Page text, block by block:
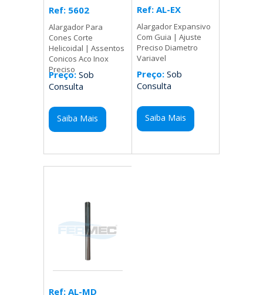
Ref: 5602
Alargador Para
Cones Corte
Helicoidal | Assentos
Conicos Aco Inox
Preciso
Preço: Sob
Consulta
Saiba Mais
Ref: AL-EX
Alargador Expansivo
Com Guia | Ajuste
Preciso Diametro
Variavel
Preço:Sob
Consulta
Saiba Mais
Ref: AL-MD